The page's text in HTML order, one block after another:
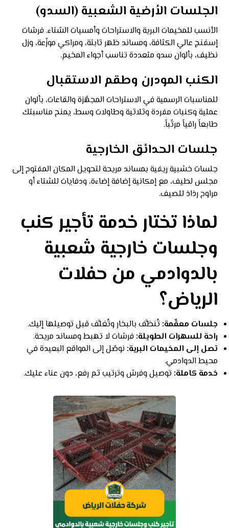
الجلسات الأرضية الشعبية (السدو)
الأنسب للمخيمات البرية والاستراحات وأمسيات الشتاء. فرشات
إسفنج عالي الكثافة، ومساند ظهر ثابتة، ومراكي موزّعة، وزل
نظيف، بألوان سدو متعددة تناسب أجواء المخيم.
الكنب المودرن وطقم الاستقبال
للمناسبات الرسمية في الاستراحات المجهّزة والقاعات، بألوان
عملية وكنبات مفردة وثلاثية وطاولات وسط، يمنح مناسبتك
طابعاً راقياً مرتّباً.
جلسات الحدائق الخارجية
جلسات خشبية ريفية بمساند مريحة لتحويل المكان المفتوح إلى
مجلس لطيف، مع إمكانية إضافة إضاءة، ودفايات للشتاء أو
مراوح رذاذ للصيف.
لماذا تختار خدمة تأجير كنب
وجلسات خارجية شعبية
بالدوادمي من حفلات
الرياض؟
جلسات معقّمة: تُنظَّف بالبخار وتُغلَّف قبل توصيلها إليك.
راحة للسهرات الطويلة: فرشات لا تهبط ومساند مريحة.
تصل إلى المخيمات البرية: نوصّل إلى المواقع البعيدة في
محيط الدوادمي.
خدمة كاملة: توصيل وفرش وترتيب ثم رفع، دون عناء عليك.